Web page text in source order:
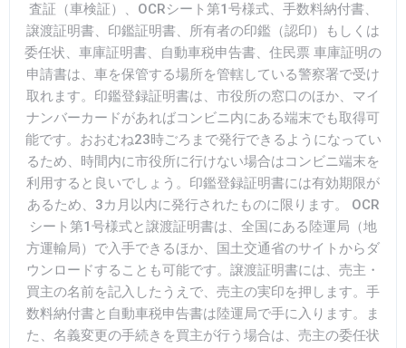
査証（車検証）、OCRシート第1号様式、手数料納付書、
譲渡証明書、印鑑証明書、所有者の印鑑（認印）もしくは
委任状、車庫証明書、自動車税申告書、住民票 車庫証明の
申請書は、車を保管する場所を管轄している警察署で受け
取れます。印鑑登録証明書は、市役所の窓口のほか、マイ
ナンバーカードがあればコンビニ内にある端末でも取得可
能です。おおむね23時ごろまで発行できるようになってい
るため、時間内に市役所に行けない場合はコンビニ端末を
利用すると良いでしょう。印鑑登録証明書には有効期限が
あるため、3カ月以内に発行されたものに限ります。 OCR
シート第1号様式と譲渡証明書は、全国にある陸運局（地
方運輸局）で入手できるほか、国土交通省のサイトからダ
ウンロードすることも可能です。譲渡証明書には、売主・
買主の名前を記入したうえで、売主の実印を押します。手
数料納付書と自動車税申告書は陸運局で手に入ります。ま
た、名義変更の手続きを買主が行う場合は、売主の委任状